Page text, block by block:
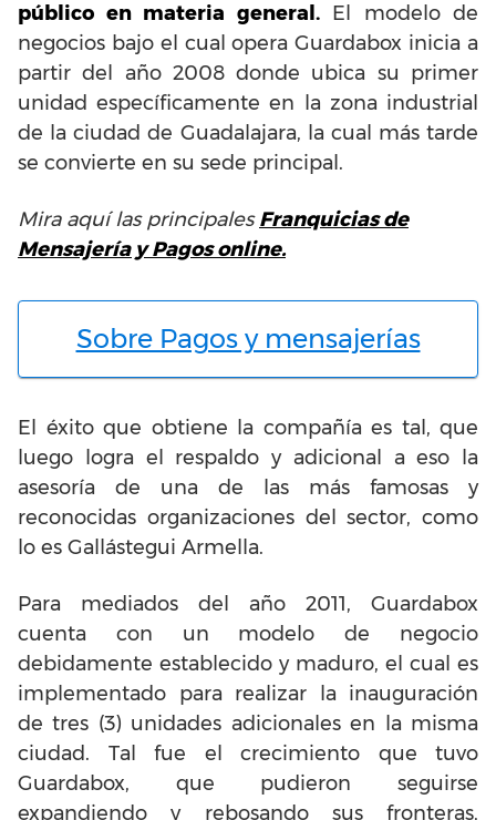
público en materia general.El modelo de
negocios bajo el cual opera Guardabox inicia a
partir del año 2008 donde ubica su primer
unidad específicamente en la zona industrial
de la ciudad de Guadalajara, la cual más tarde
se convierte en su sede principal.
Mira aquí las principales Franquicias de
Mensajeríay Pagos online.
Sobre Pagos y mensajerías
El éxito que obtiene la compañía es tal, que
luego logra el respaldo y adicional a eso la
asesoría de una de las más famosas y
reconocidas organizaciones del sector, como
lo es Gallástegui Armella.
Para mediados del año 2011, Guardabox
cuenta con un modelo de negocio
debidamente establecido y maduro, el cual es
implementado para realizar la inauguración
de tres (3) unidades adicionales en la misma
ciudad. Tal fue el crecimiento que tuvo
Guardabox, que pudieron seguirse
expandiendo y rebosando sus fronteras,